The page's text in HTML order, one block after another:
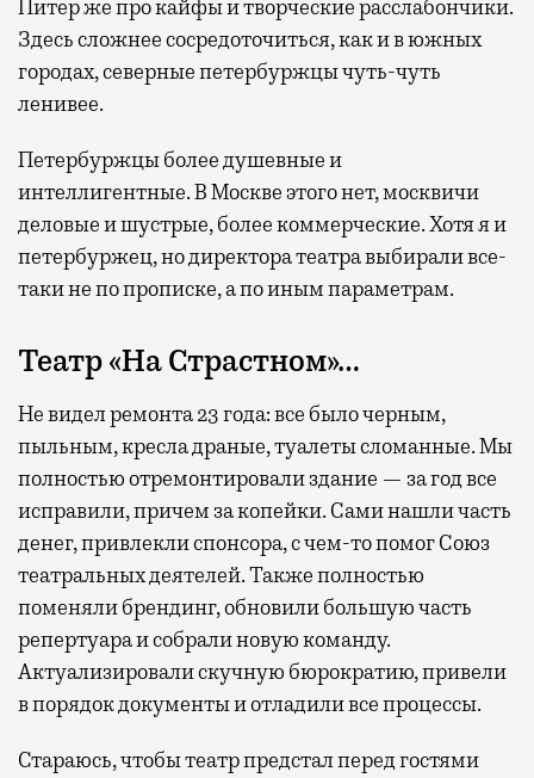
Питер же про кайфы и творческие расслабончики.
Здесь сложнее сосредоточиться, как и в южных
городах, северные петербуржцы чуть-чуть
ленивее.
Петербуржцы более душевные и
интеллигентные. В Москве этого нет, москвичи
деловые и шустрые, более коммерческие. Хотя я и
петербуржец, но директора театра выбирали все-
таки не по прописке, а по иным параметрам.
Театр «На Страстном»…
Не видел ремонта 23 года: все было черным,
пыльным, кресла драные, туалеты сломанные. Мы
полностью отремонтировали здание — за год все
исправили, причем за копейки. Сами нашли часть
денег, привлекли спонсора, с чем-то помог Союз
театральных деятелей. Также полностью
поменяли брендинг, обновили большую часть
репертуара и собрали новую команду.
Актуализировали скучную бюрократию, привели
в порядок документы и отладили все процессы.
Стараюсь, чтобы театр предстал перед гостями